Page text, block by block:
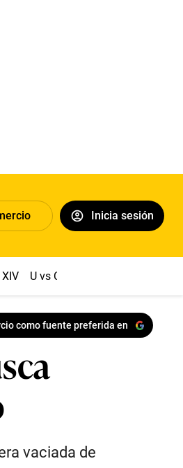
Inicia sesión
U vs Cristal
como fuente preferida en
vaciada de